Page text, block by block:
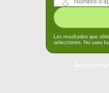
Los resultados que
selecciones. No uses
Acceso